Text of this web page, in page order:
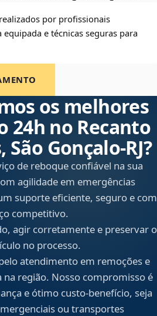
por profissionais
e técnicas seguras para
os melhores
24h no Recanto
Gonçalo‑RJ?
de reboque confiável na sua
agilidade em emergências
suporte eficiente, seguro e com
competitivo.
agir corretamente e preservar o
no processo.
atendimento em remoções e
região. Nosso compromisso é
e ótimo custo-benefício, seja
ou transportes